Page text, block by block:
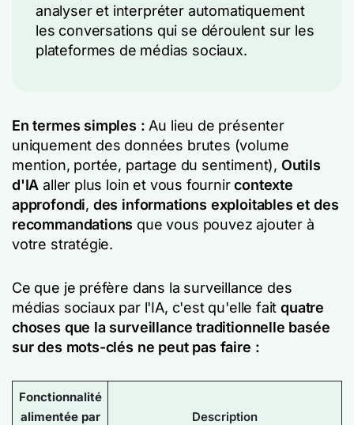
analyser et interpréter automatiquement
les conversations qui se déroulent sur les
plateformes de médias sociaux.
En termes simples : Au lieu de présenter
uniquement des données brutes (volume
mention, portée, partage du sentiment), Outils
d'IA aller plus loin et vous fournircontexte
approfondi, des informations exploitables et des
recommandations que vous pouvez ajouter à
votre stratégie.
Ce que je préfère dans la surveillance des
médias sociaux par l'IA, c'est qu'elle faitquatre
choses que la surveillance traditionnelle basée
sur des mots-clés ne peut pas faire :
Fonctionnalité
alimentée par
Description